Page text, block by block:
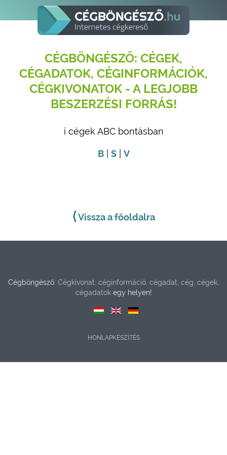
CÉGBÖNGÉSZŐ: CÉGEK,
CÉGADATOK, CÉGINFORMÁCIÓK,
CÉGKIVONATOK - A LEGJOBB
BESZERZÉSI FORRÁS!
i cégek ABC bontásban
B| S| V
⟨Vissza a főoldalra
Cégböngésző: Cégkivonat, céginformáció, cégadat, cég, cégek,
cégadatokegy helyen!
HONLAPKÉSZÍTÉS